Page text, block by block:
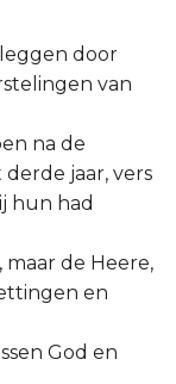
door
van
na de
jaar, vers
hun had
maar de Heere,
en
God en